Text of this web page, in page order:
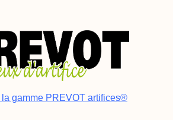
la gamme PREVOT artifices®